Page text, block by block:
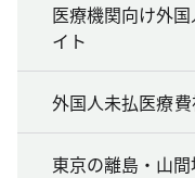
医療機関向け外
イト
外国人未払医療
東京の離島・山